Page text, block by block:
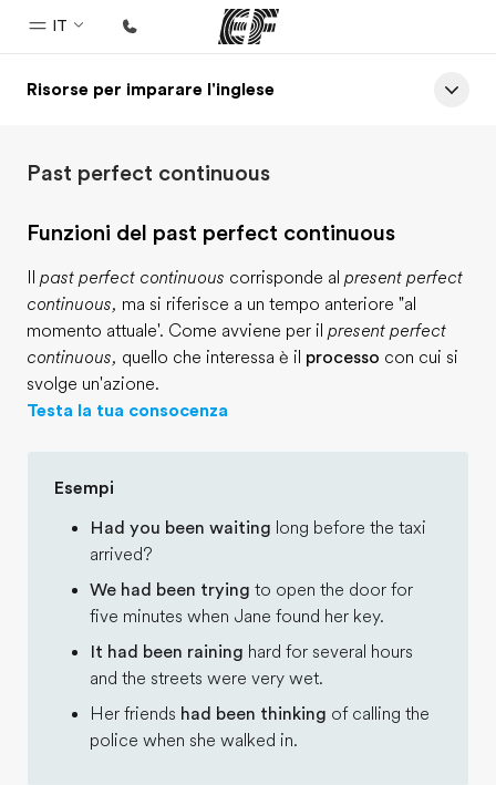
IT
Homepage
Programmi
Uffici
Trova l'ufficio più vicino
Chi siamo
La nostra organizzazione
Risorse per imparare l'inglese
Past perfect continuous
Funzioni del past perfect continuous
past perfect continuous corrisponde al present perfect
continuous, ma si riferisce a un tempo anteriore "al
momento attuale'. Come avviene per il present perfect
continuous, quello che interessa è il processo con cui si
svolge un'azione.
Testa la tua consocenza
Esempi
Had you been waiting long before the taxi
arrived?
We had been trying to open the door for
five minutes when Jane found her key.
It had been raining hard for several hours
and the streets were very wet.
Her friends had been thinking of calling the
police when she walked in.